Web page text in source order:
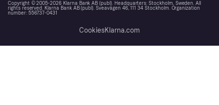
Copyright © 2005-2026 Klarna Bank AB (publ). Headquarters: Stockholm, Sweden. All
rights reserved. Klarna Bank AB (publ). Sveavägen 46, 111 34 Stockholm. Organization
number: 556737-0431
CookiesKlarna.com